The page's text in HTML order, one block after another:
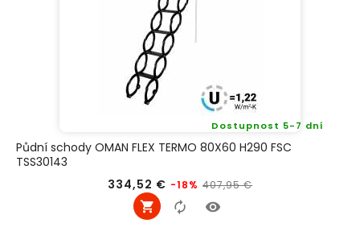
Půdní schody OMAN FLEX TERMO 80X60 H290 FSC
TSS30143
334,52 € Běžná
cena
-18% 407,95 €
Dostupnost 5-7 dní
Cena